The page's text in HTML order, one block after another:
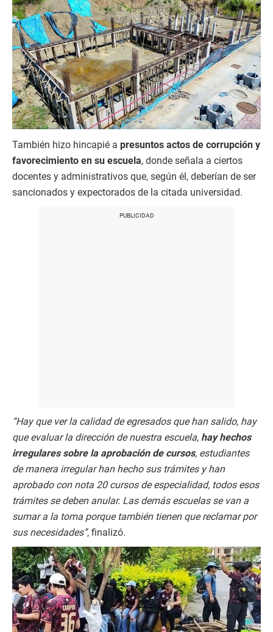
También hizo hincapié a presuntos actos de corrupción y
favorecimiento en su escuela, donde señala a ciertos
docentes y administrativos que, según él, deberían de ser
sancionados y expectorados de la citada universidad.
“Hay que ver la calidad de egresados que han salido, hay
que evaluar la dirección de nuestra escuela, hay hechos
irregulares sobre la aprobación de cursos, estudiantes
de manera irregular han hecho sus trámites y han
aprobado con nota 20 cursos de especialidad, todos esos
trámites se deben anular. Las demás escuelas se van a
sumar a la toma porque también tienen que reclamar por
sus necesidades”, finalizó.